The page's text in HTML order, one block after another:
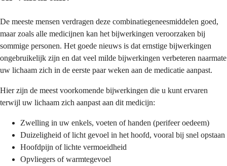
De meeste mensen verdragen deze combinatiegeneesmiddelen goed,
maar zoals alle medicijnen kan het bijwerkingen veroorzaken bij
sommige personen. Het goede nieuws is dat ernstige bijwerkingen
ongebruikelijk zijn en dat veel milde bijwerkingen verbeteren naarmate
uw lichaam zich in de eerste paar weken aan de medicatie aanpast.
Hier zijn de meest voorkomende bijwerkingen die u kunt ervaren
terwijl uw lichaam zich aanpast aan dit medicijn:
Zwelling in uw enkels, voeten of handen (perifeer oedeem)
Duizeligheid of licht gevoel in het hoofd, vooral bij snel opstaan
Hoofdpijn of lichte vermoeidheid
Opvliegers of warmtegevoel